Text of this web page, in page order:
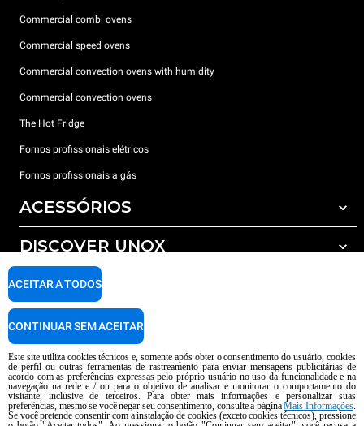
Commercial combi ovens
Commercial speed ovens
Commercial convection ovens with humidity
Commercial convection ovens
The Hot Fridge
Fornos profissionais elétricos
Fornos profissionais a gás
ACESSÓRIOS
Todos os acessórios
Detergents for automatic washing
Detergents for manual washing
Water treatment with resin filters
DISCOVER UNOX
Os nossos escritórios no mundo
SUPPORT
Garantia Unox
Encontre os Centros Service
copyright 2026 UNOX S.p.A. Todos os direitos reservados. Reg. Imp Pádua nº
AI Content Disclaimer Privacy policy Cookie policy
Este site utiliza cookies técnicos e, somente após obter o consentimento do usuário, cookies
de perfil ou outras ferramentas de rastreamento para enviar mensagens publicitárias de
acordo com as preferências expressas pelo próprio usuário no uso da funcionalidade e na
navegação na rede e / ou para o objetivo de analisar e monitorar o comportamento do
visitante, inclusive de terceiros. Para obter mais informações e personalizar suas
preferências, mesmo se você negar seu consentimento, consulte a páginaMais Informações.
Se você pretende consentir com a instalação de cookies (exceto cookies técnicos), pressione
ACEITAR A TODOS
CONTINUAR SEM ACEITAR